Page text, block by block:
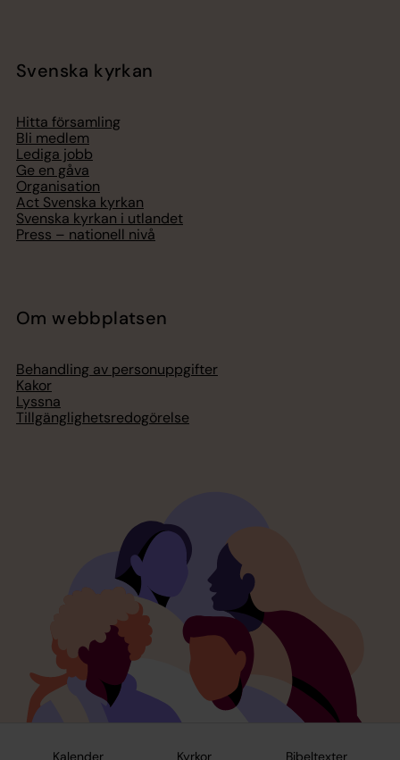
Kalender Kyrkor Bibeltexter
Svenska kyrkan
Hitta församling
Bli medlem
Lediga jobb
Ge en gåva
Organisation
Act Svenska kyrkan
Svenska kyrkan i utlandet
Press – nationell nivå
Om webbplatsen
Behandling av personuppgifter
Kakor
Lyssna
Tillgänglighetsredogörelse